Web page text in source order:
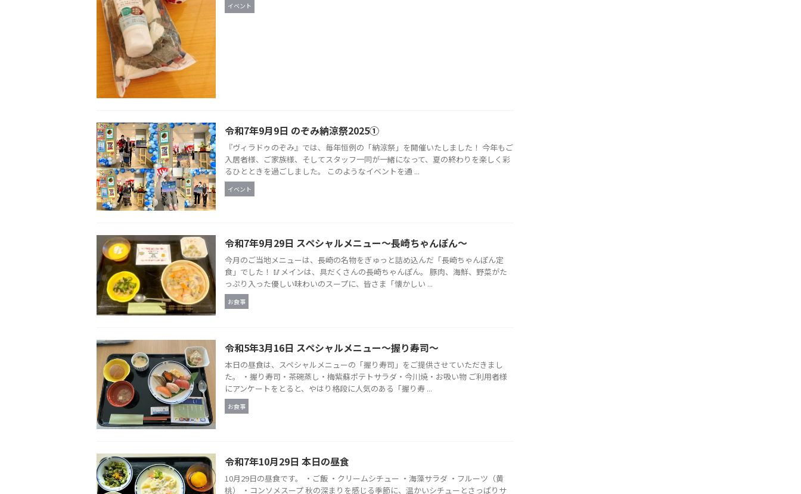
イベント
令和7年9月9日 のぞみ納涼祭2025①
『ヴィラドゥのぞみ』では、毎年恒例の「納涼祭」を開催いたしました！ 今年もご
入居者様、ご家族様、そしてスタッフ一同が一緒になって、夏の終わりを楽しく彩
るひとときを過ごしました。 このようなイベントを通 ...
イベント
令和7年9月29日 スペシャルメニュー〜長崎ちゃんぽん〜
今月のご当地メニューは、長崎の名物をぎゅっと詰め込んだ「長崎ちゃんぽん定
食」でした！ 🥢メインは、具だくさんの長崎ちゃんぽん。 豚肉、海鮮、野菜がた
っぷり入った優しい味わいのスープに、皆さま「懐かしい ...
お食事
令和5年3月16日 スペシャルメニュー～握り寿司～
本日の昼食は、スペシャルメニューの「握り寿司」をご提供させていただきまし
た。 ・握り寿司・茶碗蒸し・梅紫蘇ポテトサラダ・今川焼・お吸い物 ご利用者様
にアンケートをとると、やはり格段に人気のある「握り寿 ...
お食事
令和7年10月29日 本日の昼食
10月29日の昼食です。 ・ご飯 ・クリームシチュー ・海藻サラダ ・フルーツ（黄
桃） ・コンソメスープ 秋の深まりを感じる季節に、温かいシチューとさっぱりサ